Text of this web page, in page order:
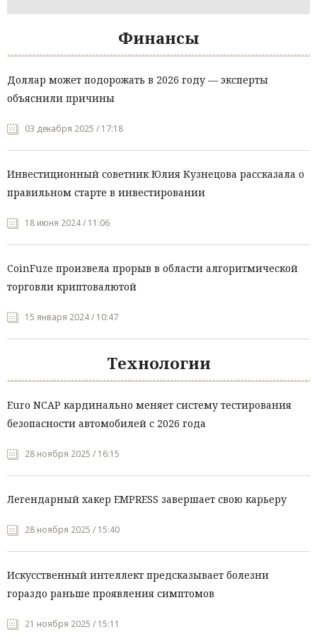
Финансы
Доллар может подорожать в 2026 году — эксперты
объяснили причины
03 декабря 2025 / 17:18
Инвестиционный советник Юлия Кузнецова рассказала о
правильном старте в инвестировании
18 июня 2024 / 11:06
CoinFuze произвела прорыв в области алгоритмической
торговли криптовалютой
15 января 2024 / 10:47
Технологии
Euro NCAP кардинально меняет систему тестирования
безопасности автомобилей с 2026 года
28 ноября 2025 / 16:15
Легендарный хакер EMPRESS завершает свою карьеру
28 ноября 2025 / 15:40
Искусственный интеллект предсказывает болезни
гораздо раньше проявления симптомов
21 ноября 2025 / 15:11